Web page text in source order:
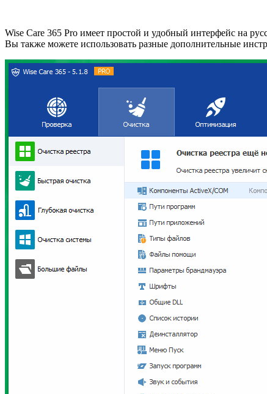
Wise Care 365 Pro имеет простой и удобный интерфейс на
Вы также можете использовать разные дополнительные